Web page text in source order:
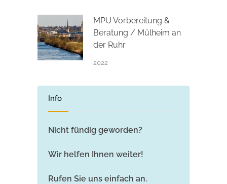
MPU Vorbereitung &
Beratung / Mülheim an
der Ruhr
2022
Info
Nicht fündig geworden?
Wir helfen Ihnen weiter!
Rufen Sie uns einfach an.